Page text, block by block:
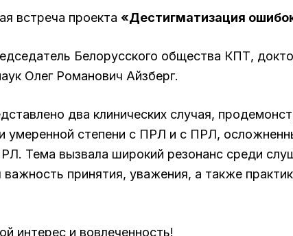
встреча проекта «Дестигматизация
Белорусского общества КПТ,
Олег Романович Айзберг.
два клинических случая,
умеренной степени с ПРЛ и с ПРЛ,
Тема вызвала широкий резонанс среди
важность принятия, уважения, а также
интерес и вовлеченность!